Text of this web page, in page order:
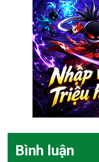
Bình luận